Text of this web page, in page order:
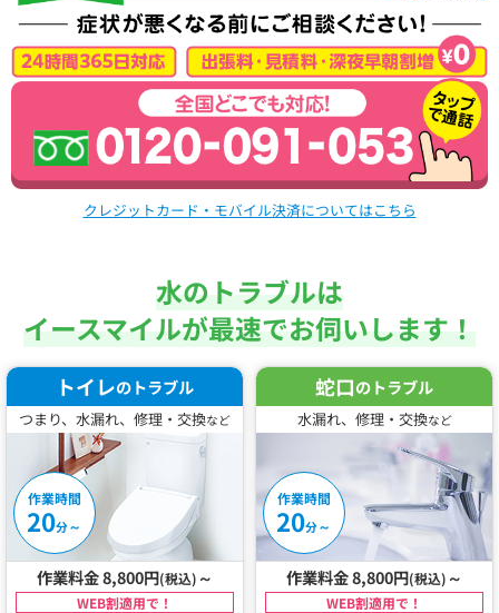
クレジットカード・モバイル決済についてはこちら
水のトラブルは
イースマイルが最速でお伺いします！
トイレのトラブル
つまり、水漏れ、修理・交換など
作業時間
20分～
作業料金 8,800円(税込) ～
WEB割適用で！
蛇口のトラブル
水漏れ、修理・交換など
作業時間
20分～
作業料金 8,800円(税込) ～
WEB割適用で！